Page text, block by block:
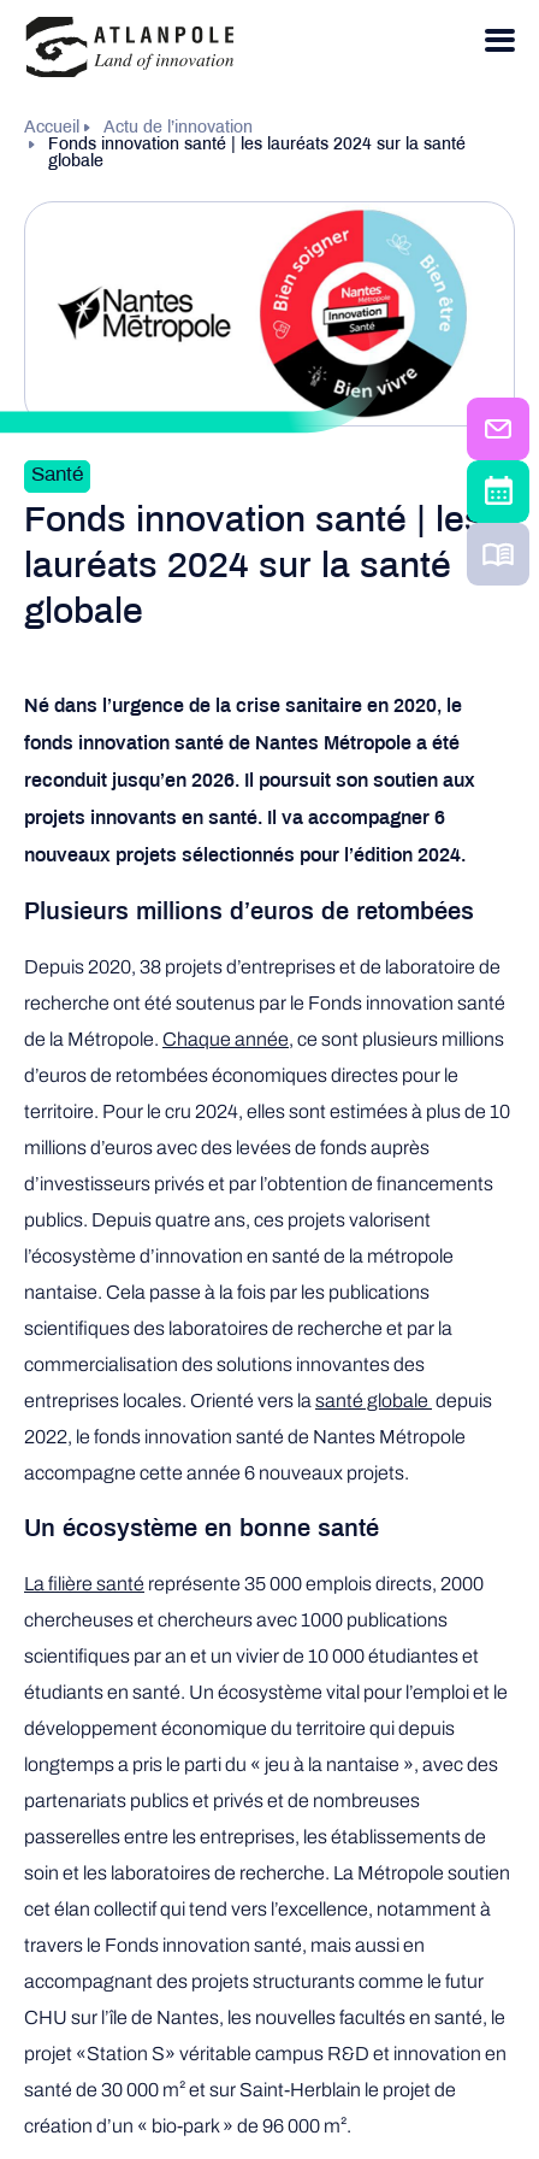
Accueil
Actu de l’innovation
Fonds innovation santé | les lauréats 2024 sur la santé
globale
Santé
Fonds innovation santé | les
lauréats 2024 sur la santé
globale
Né dans l’urgence de la crise sanitaire en 2020, le
fonds innovation santé de Nantes Métropole a été
reconduit jusqu’en 2026. Il poursuit son soutien aux
projets innovants en santé. Il va accompagner 6
nouveaux projets sélectionnés pour l’édition 2024.
Plusieurs millions d’euros de retombées
Depuis 2020, 38 projets d’entreprises et de laboratoire de
recherche ont été soutenus par le Fonds innovation santé
de la Métropole. Chaque année, ce sont plusieurs millions
d’euros de retombées économiques directes pour le
territoire. Pour le cru 2024, elles sont estimées à plus de 10
millions d’euros avec des levées de fonds auprès
d’investisseurs privés et par l’obtention de financements
publics. Depuis quatre ans, ces projets valorisent
l’écosystème d’innovation en santé de la métropole
nantaise. Cela passe à la fois par les publications
scientifiques des laboratoires de recherche et par la
commercialisation des solutions innovantes des
entreprises locales. Orienté vers la santé globale Nouvelle
depuis
2022, le fonds innovation santé de Nantes Métropole
accompagne cette année 6 nouveaux projets.
Un écosystème en bonne santé
La filière santé représente 35 000 emplois directs, 2000
chercheuses et chercheurs avec 1000 publications
scientifiques par an et un vivier de 10 000 étudiantes et
étudiants en santé. Un écosystème vital pour l’emploi et le
développement économique du territoire qui depuis
longtemps a pris le parti du « jeu à la nantaise », avec des
partenariats publics et privés et de nombreuses
passerelles entre les entreprises, les établissements de
soin et les laboratoires de recherche. La Métropole soutien
cet élan collectif qui tend vers l’excellence, notamment à
travers le Fonds innovation santé, mais aussi en
accompagnant des projets structurants comme le futur
CHU sur l’île de Nantes, les nouvelles facultés en santé, le
projet «Station S» véritable campus R&D et innovation en
santé de 30 000 m² et sur Saint-Herblain le projet de
création d’un « bio-park » de 96 000 m².